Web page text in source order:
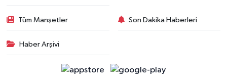
Tüm Manşetler Son Dakika Haberleri
Haber Arşivi